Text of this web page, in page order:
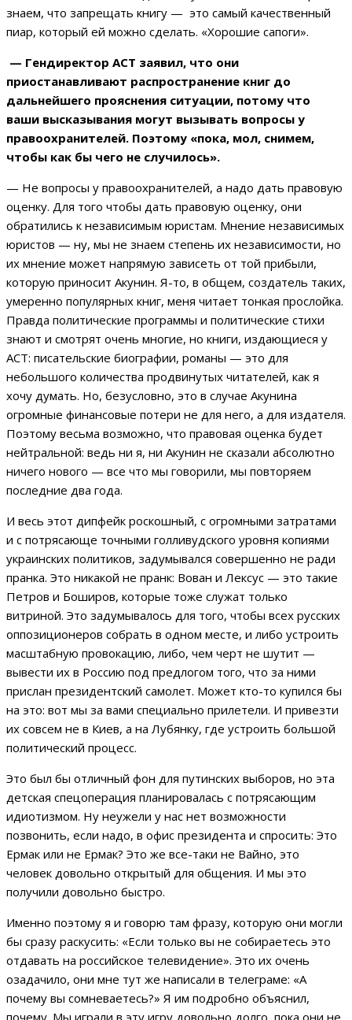
знаем, что запрещать книгу — это самый качественный
пиар, который ей можно сделать. «Хорошие сапоги».
— Гендиректор АСТ заявил, что они
приостанавливают распространение книг до
дальнейшего прояснения ситуации, потому что
ваши высказывания могут вызывать вопросы у
правоохранителей. Поэтому «пока, мол, снимем,
чтобы как бы чего не случилось».
— Не вопросы у правоохранителей, а надо дать правовую
оценку. Для того чтобы дать правовую оценку, они
обратились к независимым юристам. Мнение независимых
юристов — ну, мы не знаем степень их независимости, но
их мнение может напрямую зависеть от той прибыли,
которую приносит Акунин. Я-то, в общем, создатель таких,
умеренно популярных книг, меня читает тонкая прослойка.
Правда политические программы и политические стихи
знают и смотрят очень многие, но книги, издающиеся у
АСТ: писательские биографии, романы — это для
небольшого количества продвинутых читателей, как я
хочу думать. Но, безусловно, это в случае Акунина
огромные финансовые потери не для него, а для издателя.
Поэтому весьма возможно, что правовая оценка будет
нейтральной: ведь ни я, ни Акунин не сказали абсолютно
ничего нового — все что мы говорили, мы повторяем
последние два года.
И весь этот дипфейк роскошный, с огромными затратами
и с потрясающе точными голливудского уровня копиями
украинских политиков, задумывался совершенно не ради
пранка. Это никакой не пранк: Вован и Лексус — это такие
Петров и Боширов, которые тоже служат только
витриной. Это задумывалось для того, чтобы всех русских
оппозиционеров собрать в одном месте, и либо устроить
масштабную провокацию, либо, чем черт не шутит —
вывести их в Россию под предлогом того, что за ними
прислан президентский самолет. Может кто-то купился бы
на это: вот мы за вами специально прилетели. И привезти
их совсем не в Киев, а на Лубянку, где устроить большой
политический процесс.
Это был бы отличный фон для путинских выборов, но эта
детская спецоперация планировалась с потрясающим
идиотизмом. Ну неужели у нас нет возможности
позвонить, если надо, в офис президента и спросить: Это
Ермак или не Ермак? Это же все-таки не Вайно, это
человек довольно открытый для общения. И мы это
получили довольно быстро.
Именно поэтому я и говорю там фразу, которую они могли
бы сразу раскусить: «Если только вы не собираетесь это
отдавать на российское телевидение». Это их очень
озадачило, они мне тут же написали в телеграме: «А
почему вы сомневаетесь?» Я им подробно объяснил,